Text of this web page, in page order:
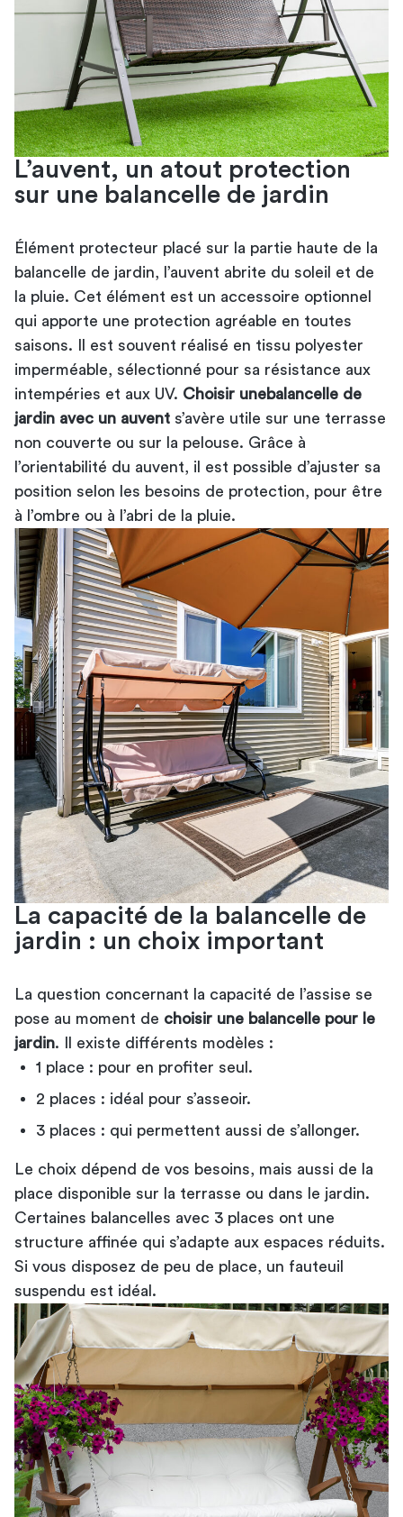
L’auvent, un atout protection
sur une balancelle de jardin
Élément protecteur placé sur la partie haute de la
balancelle de jardin, l’auvent abrite du soleil et de
la pluie. Cet élément est un accessoire optionnel
qui apporte une protection agréable en toutes
saisons. Il est souvent réalisé en tissu polyester
imperméable, sélectionné pour sa résistance aux
intempéries et aux UV. Choisir unebalancelle de
jardin avec un auvent s’avère utile sur une terrasse
non couverte ou sur la pelouse. Grâce à
l’orientabilité du auvent, il est possible d’ajuster sa
position selon les besoins de protection, pour être
à l’ombre ou à l’abri de la pluie.
La capacité de la balancelle de
jardin : un choix important
La question concernant la capacité de l’assise se
pose au moment de choisir une balancelle pour le
jardin. Il existe différents modèles :
1 place : pour en profiter seul.
2 places : idéal pour s’asseoir.
3 places : qui permettent aussi de s’allonger.
Le choix dépend de vos besoins, mais aussi de la
place disponible sur la terrasse ou dans le jardin.
Certaines balancelles avec 3 places ont une
structure affinée qui s’adapte aux espaces réduits.
Si vous disposez de peu de place, un fauteuil
suspendu est idéal.